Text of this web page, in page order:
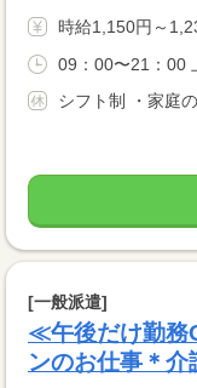
時給1,150円～
09：00〜21：00
シフト制 ・家庭
[一般派遣]
≪午後だけ勤務
ンのお仕事＊介